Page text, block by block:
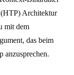
Architektur
mit dem
das beim
anzusprechen.